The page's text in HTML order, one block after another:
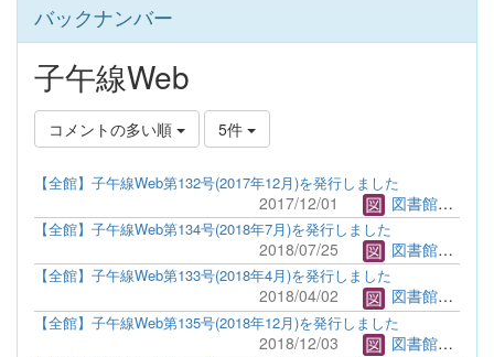
バックナンバー
子午線Web
コメントの多い順 5件
【全館】子午線Web第132号(2017年12月)を発行しました
2017/12/01 図書館管理者
【全館】子午線Web第134号(2018年7月)を発行しました
2018/07/25 図書館管理者
【全館】子午線Web第133号(2018年4月)を発行しました
2018/04/02 図書館管理者
【全館】子午線Web第135号(2018年12月)を発行しました
2018/12/03 図書館管理者